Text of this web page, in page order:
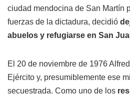
ciudad mendocina de San Martín
fuerzas de la dictadura, decidió
abuelos y refugiarse en San
El 20 de noviembre de 1976
Ejército y, presumiblemente ese
secuestrada. Como uno de los